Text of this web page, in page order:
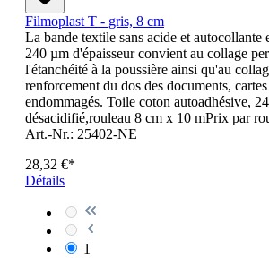
Filmoplast T - gris, 8 cm
La bande textile sans acide et autocollante
240 µm d'épaisseur convient au collage
l'étanchéité à la poussière ainsi qu'au
renforcement du dos des documents,
endommagés. Toile coton autoadhésive,
désacidifié,rouleau 8 cm x 10 mPrix par
Art.-Nr.: 25402-NE
28,32 €*
Détails
1